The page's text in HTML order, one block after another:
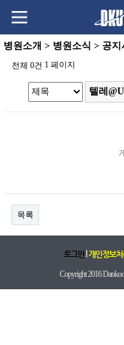
content
menu
병원소개 > 병원소식 > 공지
전체 0건 1 페이지
목록
로그인|개인정보
Copyright 2016